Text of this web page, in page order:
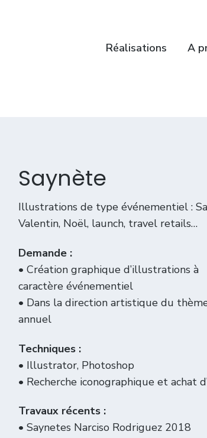
Réalisations A
Saynète
Illustrations de type événementiel :
Valentin, Noël, launch, travel retails…
Demande :
• Création graphique d’illustrations à
caractère événementiel
• Dans la direction artistique du
annuel
Techniques :
• Illustrator, Photoshop
• Recherche iconographique et achat
Travaux récents :
• Saynetes Narciso Rodriguez 2018